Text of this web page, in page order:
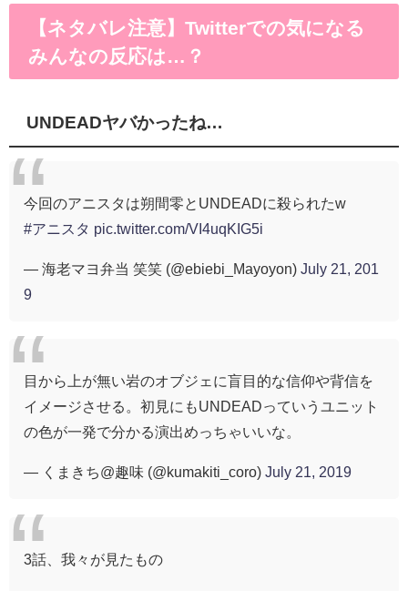
【ネタバレ注意】Twitterでの気になる
みんなの反応は…？
UNDEADヤバかったね…
今回のアニスタは朔間零とUNDEADに殺られたw
#アニスタ pic.twitter.com/VI4uqKIG5i
— 海老マヨ弁当 笑笑 (@ebiebi_Mayoyon) July 21, 201
9
目から上が無い岩のオブジェに盲目的な信仰や背信を
イメージさせる。初見にもUNDEADっていうユニット
の色が一発で分かる演出めっちゃいいな。
— くまきち@趣味 (@kumakiti_coro) July 21, 2019
3話、我々が見たもの